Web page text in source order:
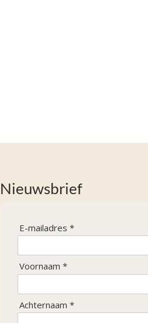
Nieuwsbrief
E-mailadres *
Voornaam *
Achternaam *